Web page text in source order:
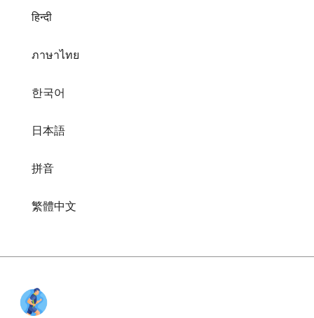
हिन्दी
ภาษาไทย
한국어
日本語
拼音
繁體中文